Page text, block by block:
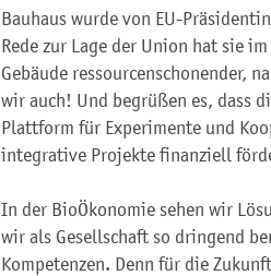
Bauhaus wurde von EU-
Rede zur Lage der Union hat sie
Gebäude ressourcenschonender,
wir auch! Und begrüßen es, dass
Plattform für Experimente und
integrative Projekte finanziell
In der BioÖkonomie sehen wir
wir als Gesellschaft so dringend
Kompetenzen. Denn für die